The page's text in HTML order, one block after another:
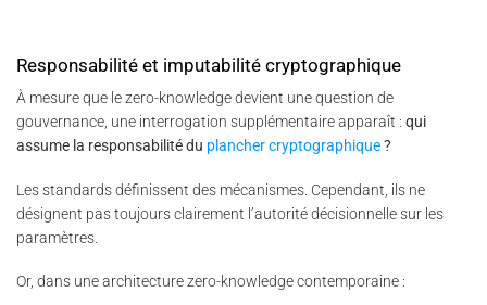
Responsabilité et imputabilité cryptographique
À mesure que le zero-knowledge devient une question de
gouvernance, une interrogation supplémentaire apparaît : qui
assume la responsabilité du plancher cryptographique?
Les standards définissent des mécanismes. Cependant, ils ne
désignent pas toujours clairement l’autorité décisionnelle sur les
paramètres.
Or, dans une architecture zero-knowledge contemporaine :